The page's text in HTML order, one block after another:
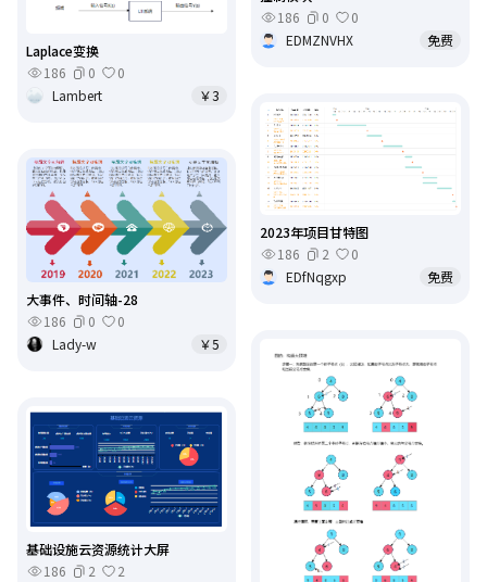
186
0
0
EDMZNVHX
免费
Laplace变换
186
0
0
Lambert
￥3
2023年项目甘特图
186
2
0
EDfNqgxp
免费
大事件、时间轴-28
186
0
0
Lady-w
￥5
基础设施云资源统计大屏
186
2
2